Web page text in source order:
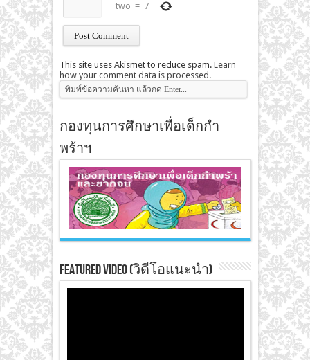
− two = 7
This site uses Akismet to reduce spam. Learn
how your comment data is processed.
กองทุนการศึกษาเพื่อเด็กกำ
พร้าฯ
Featured Video (วิดีโอแนะนำ)